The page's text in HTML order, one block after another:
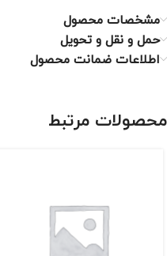
مشخصات محصول
حمل و نقل و تحویل
اطلاعات ضمانت محصول
محصولات مرتبط